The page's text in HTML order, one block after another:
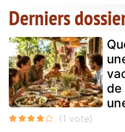
Derniers
de